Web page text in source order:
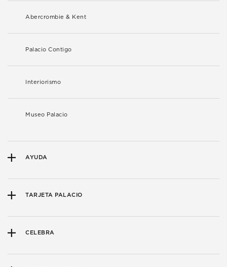
Abercrombie & Kent
Palacio Contigo
Interiorismo
Museo Palacio
AYUDA
TARJETA PALACIO
CELEBRA